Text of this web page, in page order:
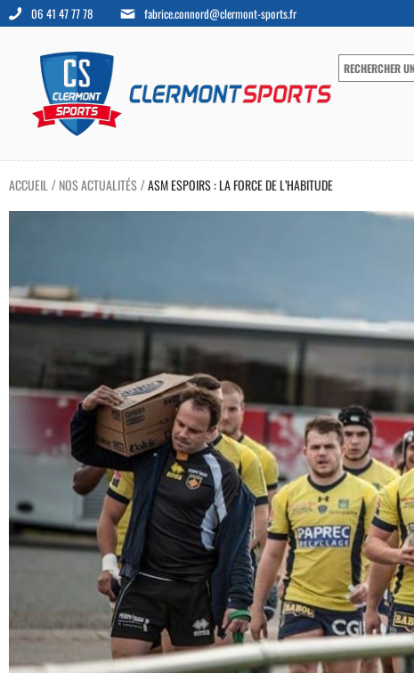
06 41 47 77 78 fabrice.connord@clermont-sports.fr
ACCUEIL / NOS ACTUALITÉS/ASM ESPOIRS : LA FORCE DE L’HABITUDE